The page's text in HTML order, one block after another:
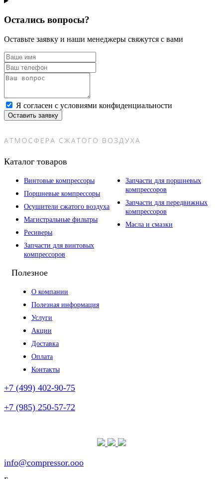
Остались вопросы?
Оставьте заявку и наши менеджеры свяжутся с вами
Я согласен с условиями конфиденциальности
Оставить заявку
Каталог товаров
Винтовые компрессоры
Поршневые компрессоры
Осушители сжатого воздуха
Магистральные фильтры
Ресиверы
Запчасти для винтовых
компрессоров
Запчасти для поршневых
компрессоров
Запчасти для передвижных
компрессоров
Масла и смазки
Полезное
О компании
Полезная информация
Услуги
Акции
Доставка
Оплата
Контакты
+7 (499) 402-90-75
+7 (985) 250-57-72
info@compressor.ooo